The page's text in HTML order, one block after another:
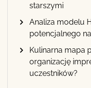
starszymi
Analiza modelu
potencjalnego
Kulinarna mapa
organizację
uczestników?